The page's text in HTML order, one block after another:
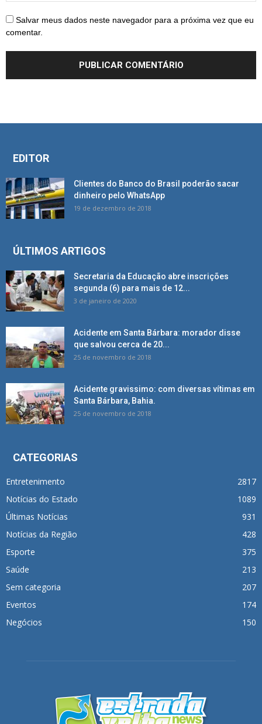
Salvar meus dados neste navegador para a próxima vez que eu
comentar.
EDITOR
Clientes do Banco do Brasil poderão sacar
dinheiro pelo WhatsApp
19 de dezembro de 2018
ÚLTIMOS ARTIGOS
Secretaria da Educação abre inscrições
segunda (6) para mais de 12...
3 de janeiro de 2020
Acidente em Santa Bárbara: morador disse
que salvou cerca de 20...
25 de novembro de 2018
Acidente gravissimo: com diversas vítimas em
Santa Bárbara, Bahia.
25 de novembro de 2018
CATEGORIAS
Entretenimento
2817
Notícias do Estado
1089
Últimas Notícias
931
Notícias da Região
428
Esporte
375
Saúde
213
Sem categoria
207
Eventos
174
Negócios
150